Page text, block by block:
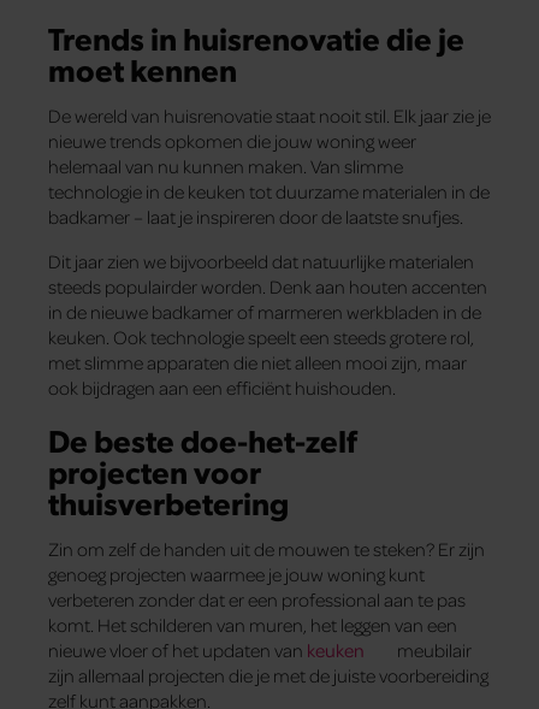
Trends in huisrenovatie die je
moet kennen
De wereld van huisrenovatie staat nooit stil. Elk jaar zie je
nieuwe trends opkomen die jouw woning weer
helemaal van nu kunnen maken. Van slimme
technologie in de keuken tot duurzame materialen in de
badkamer – laat je inspireren door de laatste snufjes.
Dit jaar zien we bijvoorbeeld dat natuurlijke materialen
steeds populairder worden. Denk aan houten accenten
in de nieuwe badkamer of marmeren werkbladen in de
keuken. Ook technologie speelt een steeds grotere rol,
met slimme apparaten die niet alleen mooi zijn, maar
ook bijdragen aan een efficiënt huishouden.
De beste doe-het-zelf
projecten voor
thuisverbetering
Zin om zelf de handen uit de mouwen te steken? Er zijn
genoeg projecten waarmee je jouw woning kunt
verbeteren zonder dat er een professional aan te pas
komt. Het schilderen van muren, het leggen van een
nieuwe vloer of het updaten van keuken
meubilair
zijn allemaal projecten die je met de juiste voorbereiding
zelf kunt aanpakken.